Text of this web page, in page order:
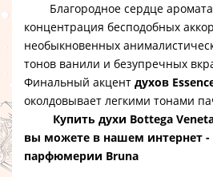
Благородное сердце аромата
концентрация бесподобных
необыкновенных
тонов ванили и безупречных
Финальный акцент духов
околдовывает легкими тонами
Купить духи Bottega
вы можете в нашем интернет -
парфюмерии Bruna